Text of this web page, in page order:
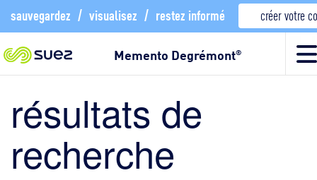
sauvegardez / visualisez / restez informé créer votre
Memento Degrémont®
résultats de
recherche